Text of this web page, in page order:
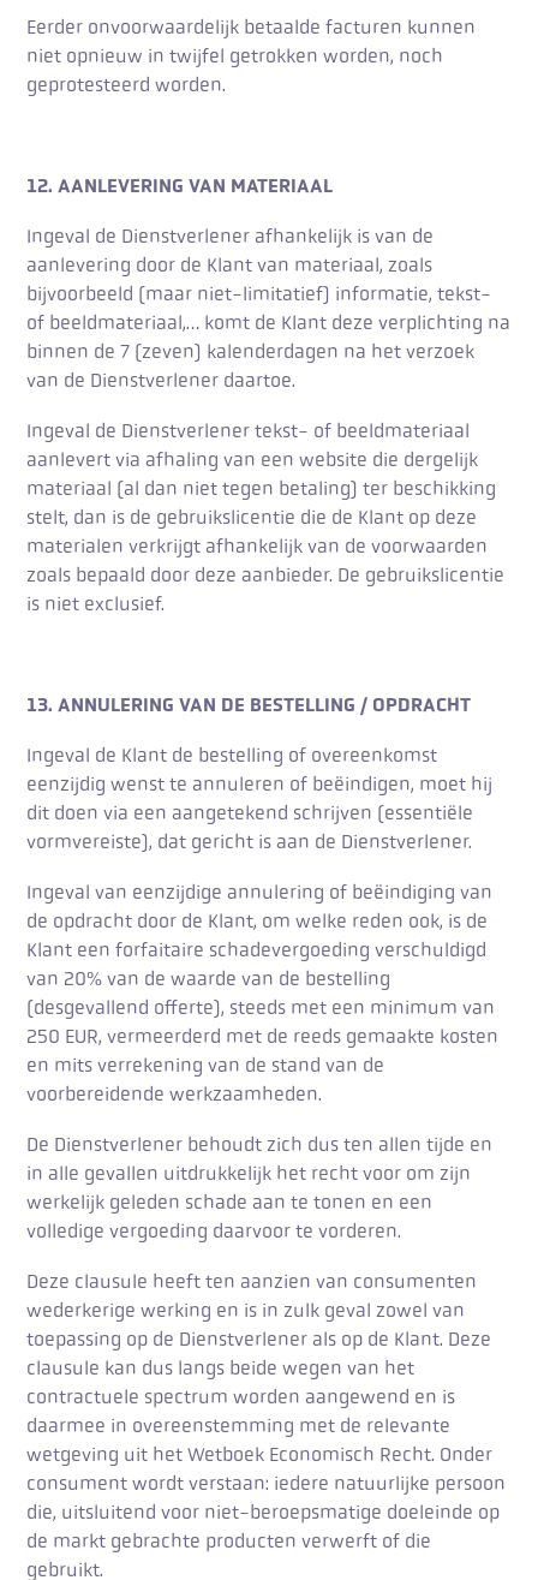
Eerder onvoorwaardelijk betaalde facturen kunnen
niet opnieuw in twijfel getrokken worden, noch
geprotesteerd worden.
12. AANLEVERING VAN MATERIAAL
Ingeval de Dienstverlener afhankelijk is van de
aanlevering door de Klant van materiaal, zoals
bijvoorbeeld (maar niet-limitatief) informatie, tekst-
of beeldmateriaal,… komt de Klant deze verplichting na
binnen de 7 (zeven) kalenderdagen na het verzoek
van de Dienstverlener daartoe.
Ingeval de Dienstverlener tekst- of beeldmateriaal
aanlevert via afhaling van een website die dergelijk
materiaal (al dan niet tegen betaling) ter beschikking
stelt, dan is de gebruikslicentie die de Klant op deze
materialen verkrijgt afhankelijk van de voorwaarden
zoals bepaald door deze aanbieder. De gebruikslicentie
is niet exclusief.
13. ANNULERING VAN DE BESTELLING / OPDRACHT
Ingeval de Klant de bestelling of overeenkomst
eenzijdig wenst te annuleren of beëindigen, moet hij
dit doen via een aangetekend schrijven (essentiële
vormvereiste), dat gericht is aan de Dienstverlener.
Ingeval van eenzijdige annulering of beëindiging van
de opdracht door de Klant, om welke reden ook, is de
Klant een forfaitaire schadevergoeding verschuldigd
van 20% van de waarde van de bestelling
(desgevallend offerte), steeds met een minimum van
250 EUR, vermeerderd met de reeds gemaakte kosten
en mits verrekening van de stand van de
voorbereidende werkzaamheden.
De Dienstverlener behoudt zich dus ten allen tijde en
in alle gevallen uitdrukkelijk het recht voor om zijn
werkelijk geleden schade aan te tonen en een
volledige vergoeding daarvoor te vorderen.
Deze clausule heeft ten aanzien van consumenten
wederkerige werking en is in zulk geval zowel van
toepassing op de Dienstverlener als op de Klant. Deze
clausule kan dus langs beide wegen van het
contractuele spectrum worden aangewend en is
daarmee in overeenstemming met de relevante
wetgeving uit het Wetboek Economisch Recht. Onder
consument wordt verstaan: iedere natuurlijke persoon
die, uitsluitend voor niet-beroepsmatige doeleinde op
de markt gebrachte producten verwerft of die
gebruikt.